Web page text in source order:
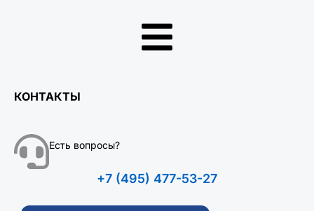
КОНТАКТЫ
Есть вопросы?
+7 (495) 477-53-27